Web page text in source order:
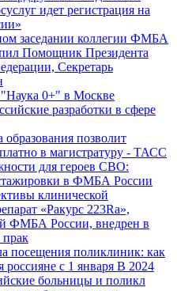
идет регистрация на
заседании коллегии ФМБА
Помощник Президента
Секретарь
0+" в Москве
разработки в сфере
образования позволит
в магистратуру - ТАСС
для героев СВО:
в ФМБА России
клинической
«Ракурс 223Ra»,
ФМБА России, внедрен в
посещения поликлиник: как
россияне с 1 января В 2024
больницы и поликл